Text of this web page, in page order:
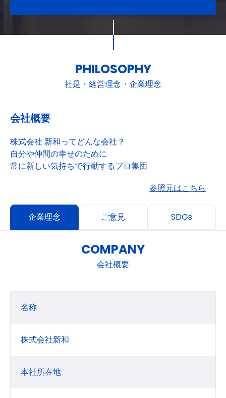
PHILOSOPHY
社是・経営理念・企業理念
会社概要
株式会社 新和ってどんな会社？
自分や仲間の幸せのために
常に新しい気持ちで行動するプロ集団
参照元はこちら
企業理念 ご意見 SDGs
COMPANY
会社概要
名称
株式会社新和
本社所在地